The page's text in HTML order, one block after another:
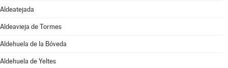
Aldeatejada
Aldeavieja de Tormes
Aldehuela de la Bóveda
Aldehuela de Yeltes